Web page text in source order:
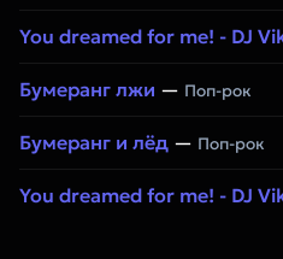
You dreamed for me! - DJ
Бумеранг лжи — Поп-рок
Бумеранг и лёд — Поп-рок
You dreamed for me! - DJ